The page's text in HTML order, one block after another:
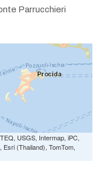
Parrucchieri
USGS, Intermap, iPC,
(Thailand), TomTom,